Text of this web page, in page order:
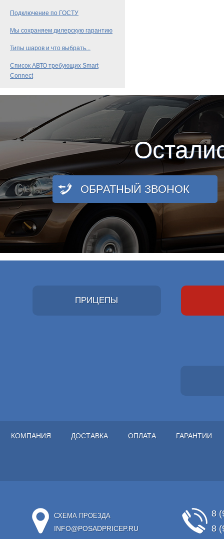
Подключение по ГОСТУ
Мы сохраняем дилерскую гарантию
Типы шаров и что выбрать...
Список АВТО требующих Smart
Connect
ОБРАТНЫЙ ЗВОНОК
ПРИЦЕПЫ
КОМПАНИЯ ДОСТАВКА ОПЛАТА ГАРАНТИИ
СХЕМА ПРОЕЗДА
INFO@POSADPRICEP.RU
8
8